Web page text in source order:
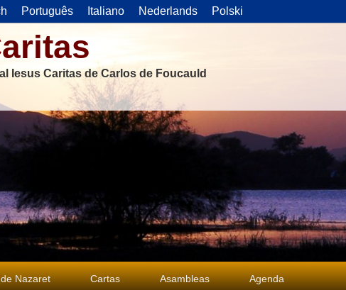
Português Italiano Nederlands Polski
Iesus Caritas de Carlos de Foucauld
Nazaret Cartas Asambleas Agenda